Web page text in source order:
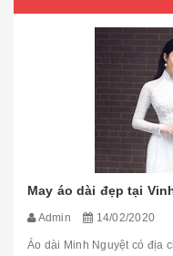
May áo dài đẹp tại
Admin 14/02/2020
Áo dài Minh Nguyệt có địa